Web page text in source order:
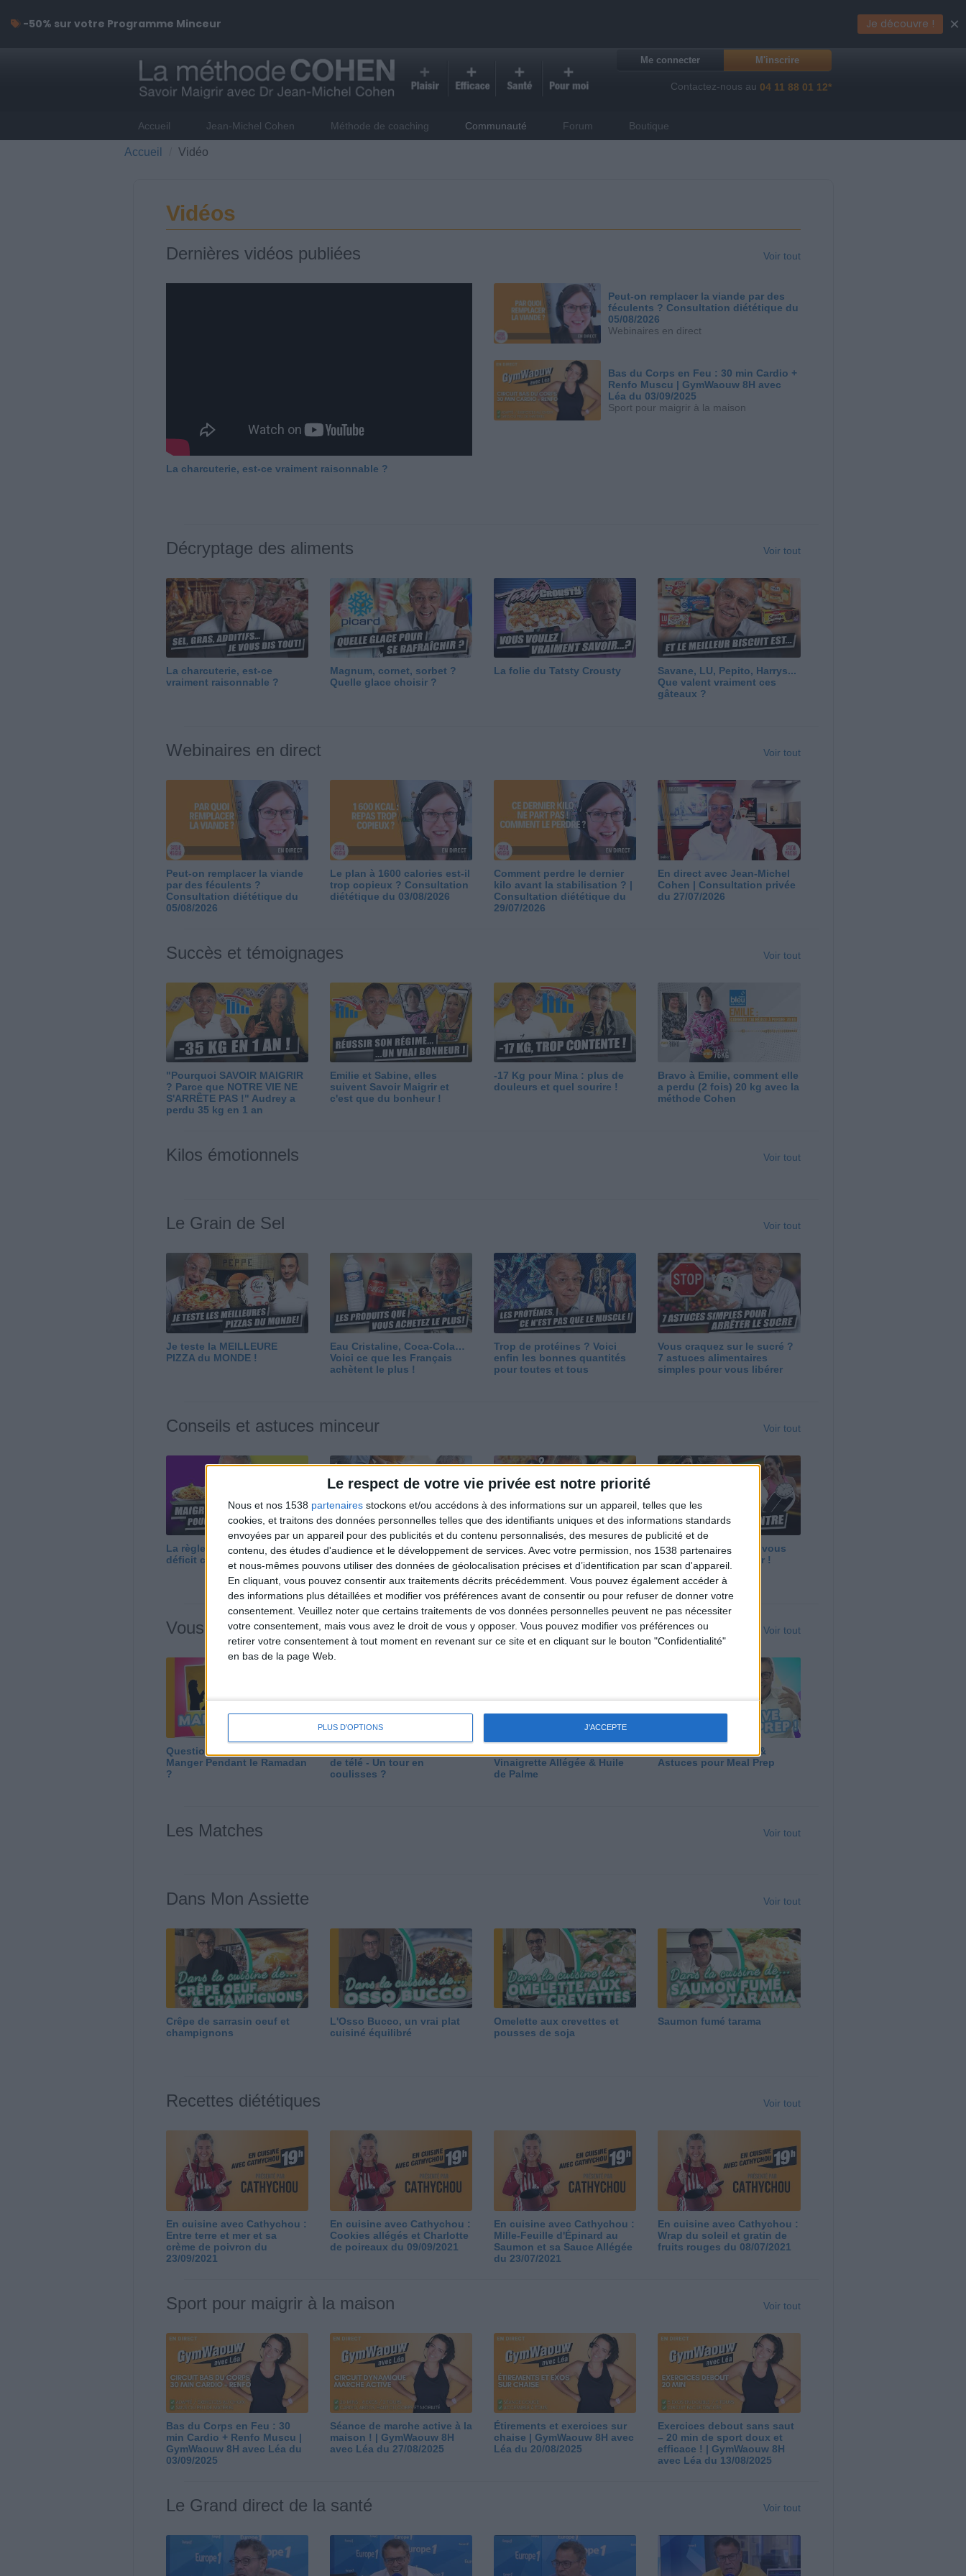
Le respect de votre vie privée est notre priorité
Nous et nos 1538 partenaires stockons et/ou accédons à des informations sur un appareil, telles que les
cookies, et traitons des données personnelles telles que des identifiants uniques et des informations standards
envoyées par un appareil pour des publicités et du contenu personnalisés, des mesures de publicité et de
contenu, des études d'audience et le développement de services. Avec votre permission, nos 1538 partenaires
et nous-mêmes pouvons utiliser des données de géolocalisation précises et d’identification par scan d'appareil.
En cliquant, vous pouvez consentir aux traitements décrits précédemment. Vous pouvez également accéder à
des informations plus détaillées et modifier vos préférences avant de consentir ou pour refuser de donner votre
consentement. Veuillez noter que certains traitements de vos données personnelles peuvent ne pas nécessiter
votre consentement, mais vous avez le droit de vous y opposer. Vous pouvez modifier vos préférences ou
retirer votre consentement à tout moment en revenant sur ce site et en cliquant sur le bouton "Confidentialité"
en bas de la page Web.
PLUS D'OPTIONS J'ACCEPTE
Me connecter M'inscrire
Contactez-nous au 04 11 88 01 12*
Accueil Jean-Michel Cohen Méthode de coaching Communauté Forum Boutique
Accueil Vidéo
Vidéos
Dernières vidéos publiées Voir tout
La charcuterie, est-ce vraiment raisonnable ?
Peut-on remplacer la viande par des
féculents ? Consultation diététique du
05/08/2026
Webinaires en direct
Bas du Corps en Feu : 30 min Cardio +
Renfo Muscu | GymWaouw 8H avec
Léa du 03/09/2025
Sport pour maigrir à la maison
Décryptage des aliments Voir tout
La charcuterie, est-ce
vraiment raisonnable ?
Magnum, cornet, sorbet ?
Quelle glace choisir ?
La folie du Tatsty Crousty
Savane, LU, Pepito, Harrys...
Que valent vraiment ces
gâteaux ?
Webinaires en direct Voir tout
Peut-on remplacer la viande
par des féculents ?
Consultation diététique du
05/08/2026
Le plan à 1600 calories est-il
trop copieux ? Consultation
diététique du 03/08/2026
Comment perdre le dernier
kilo avant la stabilisation ? |
Consultation diététique du
29/07/2026
En direct avec Jean-Michel
Cohen | Consultation privée
du 27/07/2026
Succès et témoignages Voir tout
"Pourquoi SAVOIR MAIGRIR
? Parce que NOTRE VIE NE
S'ARRÊTE PAS !" Audrey a
perdu 35 kg en 1 an
Emilie et Sabine, elles
suivent Savoir Maigrir et
c'est que du bonheur !
-17 Kg pour Mina : plus de
douleurs et quel sourire !
Bravo à Emilie, comment elle
a perdu (2 fois) 20 kg avec la
méthode Cohen
Kilos émotionnels Voir tout
Le Grain de Sel Voir tout
Je teste la MEILLEURE
PIZZA du MONDE !
Eau Cristaline, Coca-Cola…
Voici ce que les Français
achètent le plus !
Trop de protéines ? Voici
enfin les bonnes quantités
pour toutes et tous
Vous craquez sur le sucré ?
7 astuces alimentaires
simples pour vous libérer
Conseils et astuces minceur Voir tout
La règle N°1 pour maigrir : le
déficit calorique
Perdre 10 kg : ma méthode
est imparable
Et après la perte de poids ?
Je fais comment ?
Maigrir vite ? Ce que vous
devez vraiment savoir !
Vous m'avez demandé Voir tout
Question/Réponse : Que
Manger Pendant le Ramadan
?
de télé - Un tour en
coulisses ?
Vinaigrette Allégée & Huile
de Palme
Panga, Huile d'Olive &
Astuces pour Meal Prep
Les Matches Voir tout
Dans Mon Assiette Voir tout
Crêpe de sarrasin oeuf et
champignons
L'Osso Bucco, un vrai plat
cuisiné équilibré
Omelette aux crevettes et
pousses de soja
Saumon fumé tarama
Recettes diététiques Voir tout
En cuisine avec Cathychou :
Entre terre et mer et sa
crème de poivron du
23/09/2021
En cuisine avec Cathychou :
Cookies allégés et Charlotte
de poireaux du 09/09/2021
En cuisine avec Cathychou :
Mille-Feuille d'Épinard au
Saumon et sa Sauce Allégée
du 23/07/2021
En cuisine avec Cathychou :
Wrap du soleil et gratin de
fruits rouges du 08/07/2021
Sport pour maigrir à la maison Voir tout
Bas du Corps en Feu : 30
min Cardio + Renfo Muscu |
GymWaouw 8H avec Léa du
03/09/2025
Séance de marche active à la
maison ! | GymWaouw 8H
avec Léa du 27/08/2025
Étirements et exercices sur
chaise | GymWaouw 8H avec
Léa du 20/08/2025
Exercices debout sans saut
– 20 min de sport doux et
efficace ! | GymWaouw 8H
avec Léa du 13/08/2025
Le Grand direct de la santé Voir tout
-50% sur votre Programme Minceur Je découvre ! ×